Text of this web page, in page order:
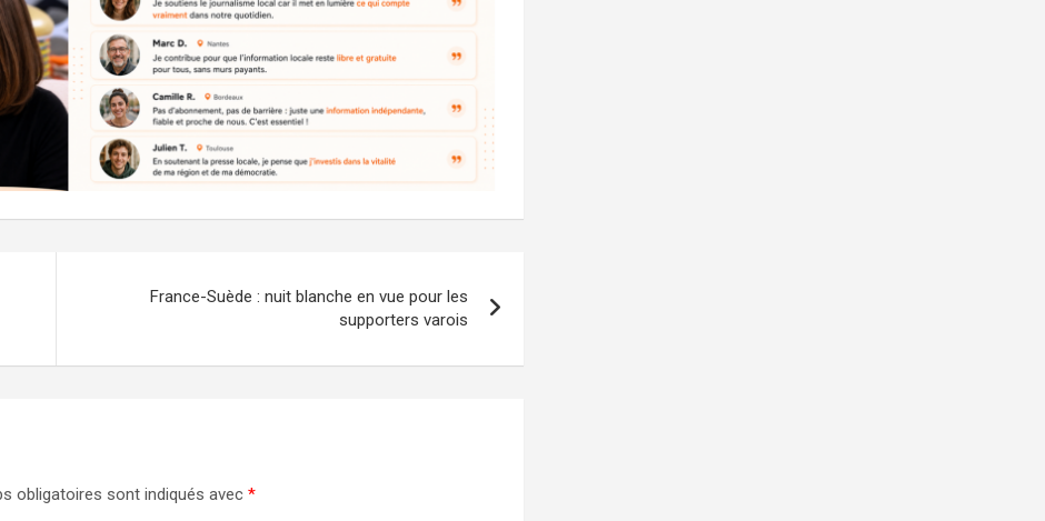
France-Suède : nuit blanche en vue pour les
supporters varois
obligatoires sont indiqués avec *